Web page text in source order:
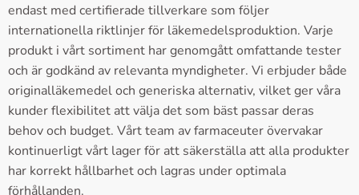
endast med certifierade tillverkare som följer
internationella riktlinjer för läkemedelsproduktion. Varje
produkt i vårt sortiment har genomgått omfattande tester
och är godkänd av relevanta myndigheter. Vi erbjuder både
originalläkemedel och generiska alternativ, vilket ger våra
kunder flexibilitet att välja det som bäst passar deras
behov och budget. Vårt team av farmaceuter övervakar
kontinuerligt vårt lager för att säkerställa att alla produkter
har korrekt hållbarhet och lagras under optimala
förhållanden.